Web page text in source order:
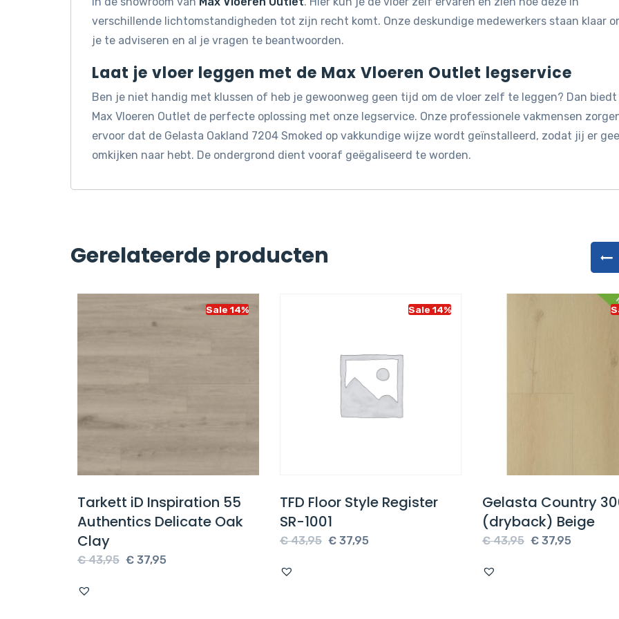
verschillende lichtomstandigheden tot zijn recht komt. Onze deskundige medewerkers staan klaar
je te adviseren en al je vragen te beantwoorden.
Laat je vloer leggen met de Max Vloeren Outlet legservice
Ben je niet handig met klussen of heb je gewoonweg geen tijd om de vloer zelf te leggen? Dan biedt
Max Vloeren Outlet de perfecte oplossing met onze legservice. Onze professionele vakmensen
ervoor dat de Gelasta Oakland 7204 Smoked op vakkundige wijze wordt geïnstalleerd, zodat jij er
omkijken naar hebt. De ondergrond dient vooraf geëgaliseerd te worden.
Gerelateerde producten
Sale 14%
Tarkett iD Inspiration 55
Authentics Delicate Oak
Clay
€43,95 Oorspronkelijke
€37,95Huidige
Sale 14%
TFD Floor Style Register
SR-1001
€43,95 Oorspronkelijke
€37,95Huidige
Gelasta Country
(dryback) Beige
€43,95 Oorspronkelijke
€37,95Huidige